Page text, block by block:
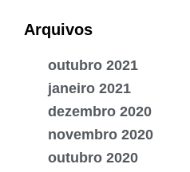
Arquivos
outubro 2021
janeiro 2021
dezembro 2020
novembro 2020
outubro 2020